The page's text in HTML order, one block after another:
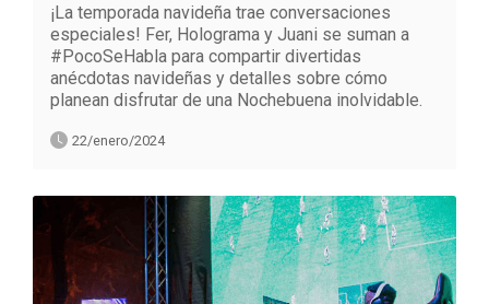
¡La temporada navideña trae conversaciones
especiales! Fer, Holograma y Juani se suman a
#PocoSeHabla para compartir divertidas
anécdotas navideñas y detalles sobre cómo
planean disfrutar de una Nochebuena inolvidable.
22/enero/2024